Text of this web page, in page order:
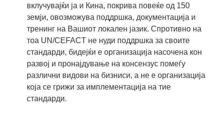
вклучувајќи ја и Кина, покрива повеќе од 150
земји, овозможува поддршка, документација и
тренинг на Вашиот локален јазик. Спротивно на
тоа UN/CEFACT не нуди поддршка за своите
стандарди, бидејќи е организација насочена кон
развој и пронајдување на консензус помеѓу
различни видови на бизниси, а не е организација
која се грижи за имплементација на тие
стандарди.